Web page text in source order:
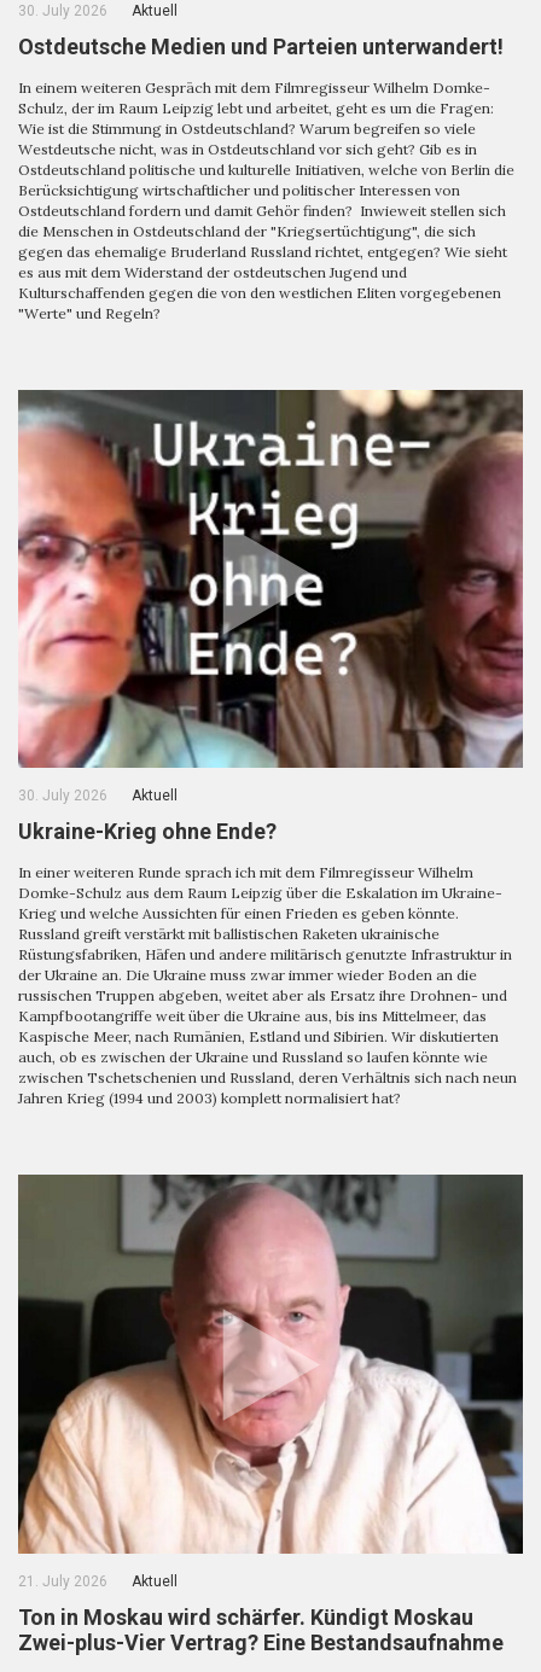
30. July 2026 Aktuell
Ostdeutsche Medien und Parteien unterwandert!
In einem weiteren Gespräch mit dem Filmregisseur Wilhelm Domke-
Schulz, der im Raum Leipzig lebt und arbeitet, geht es um die Fragen:
Wie ist die Stimmung in Ostdeutschland? Warum begreifen so viele
Westdeutsche nicht, was in Ostdeutschland vor sich geht? Gib es in
Ostdeutschland politische und kulturelle Initiativen, welche von Berlin die
Berücksichtigung wirtschaftlicher und politischer Interessen von
Ostdeutschland fordern und damit Gehör finden? Inwieweit stellen sich
die Menschen in Ostdeutschland der "Kriegsertüchtigung", die sich
gegen das ehemalige Bruderland Russland richtet, entgegen? Wie sieht
es aus mit dem Widerstand der ostdeutschen Jugend und
Kulturschaffenden gegen die von den westlichen Eliten vorgegebenen
"Werte" und Regeln?
30. July 2026 Aktuell
Ukraine-Krieg ohne Ende?
In einer weiteren Runde sprach ich mit dem Filmregisseur Wilhelm
Domke-Schulz aus dem Raum Leipzig über die Eskalation im Ukraine-
Krieg und welche Aussichten für einen Frieden es geben könnte.
Russland greift verstärkt mit ballistischen Raketen ukrainische
Rüstungsfabriken, Häfen und andere militärisch genutzte Infrastruktur in
der Ukraine an. Die Ukraine muss zwar immer wieder Boden an die
russischen Truppen abgeben, weitet aber als Ersatz ihre Drohnen- und
Kampfbootangriffe weit über die Ukraine aus, bis ins Mittelmeer, das
Kaspische Meer, nach Rumänien, Estland und Sibirien. Wir diskutierten
auch, ob es zwischen der Ukraine und Russland so laufen könnte wie
zwischen Tschetschenien und Russland, deren Verhältnis sich nach neun
Jahren Krieg (1994 und 2003) komplett normalisiert hat?
21. July 2026 Aktuell
Ton in Moskau wird schärfer. Kündigt Moskau
Zwei-plus-Vier Vertrag? Eine Bestandsaufnahme